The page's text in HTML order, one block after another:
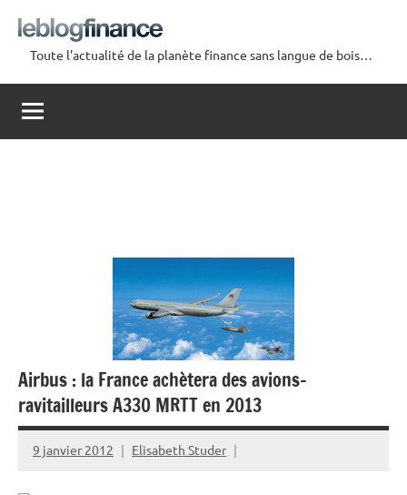
contenu
Le
Blog
Finance
Toute l'actualité de la planète finance sans langue de bois…
Airbus : la France achètera des avions-
ravitailleurs A330 MRTT en 2013
9 janvier 2012 Elisabeth Studer